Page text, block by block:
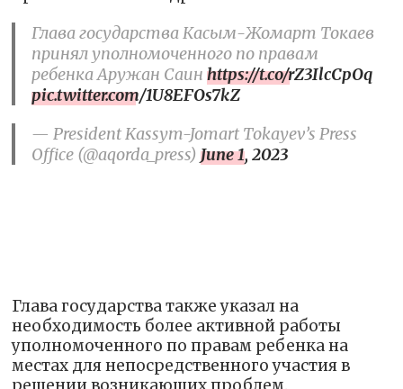
Глава государства Касым-Жомарт Токаев
принял уполномоченного по правам
ребенка Аружан Саинhttps://t.co/rZ3IlcCpOq
pic.twitter.com/1U8EFOs7kZ
— President Kassym-Jomart Tokayev’s Press
Office (@aqorda_press)June 1, 2023
Глава государства также указал на
необходимость более активной работы
уполномоченного по правам ребенка на
местах для непосредственного участия в